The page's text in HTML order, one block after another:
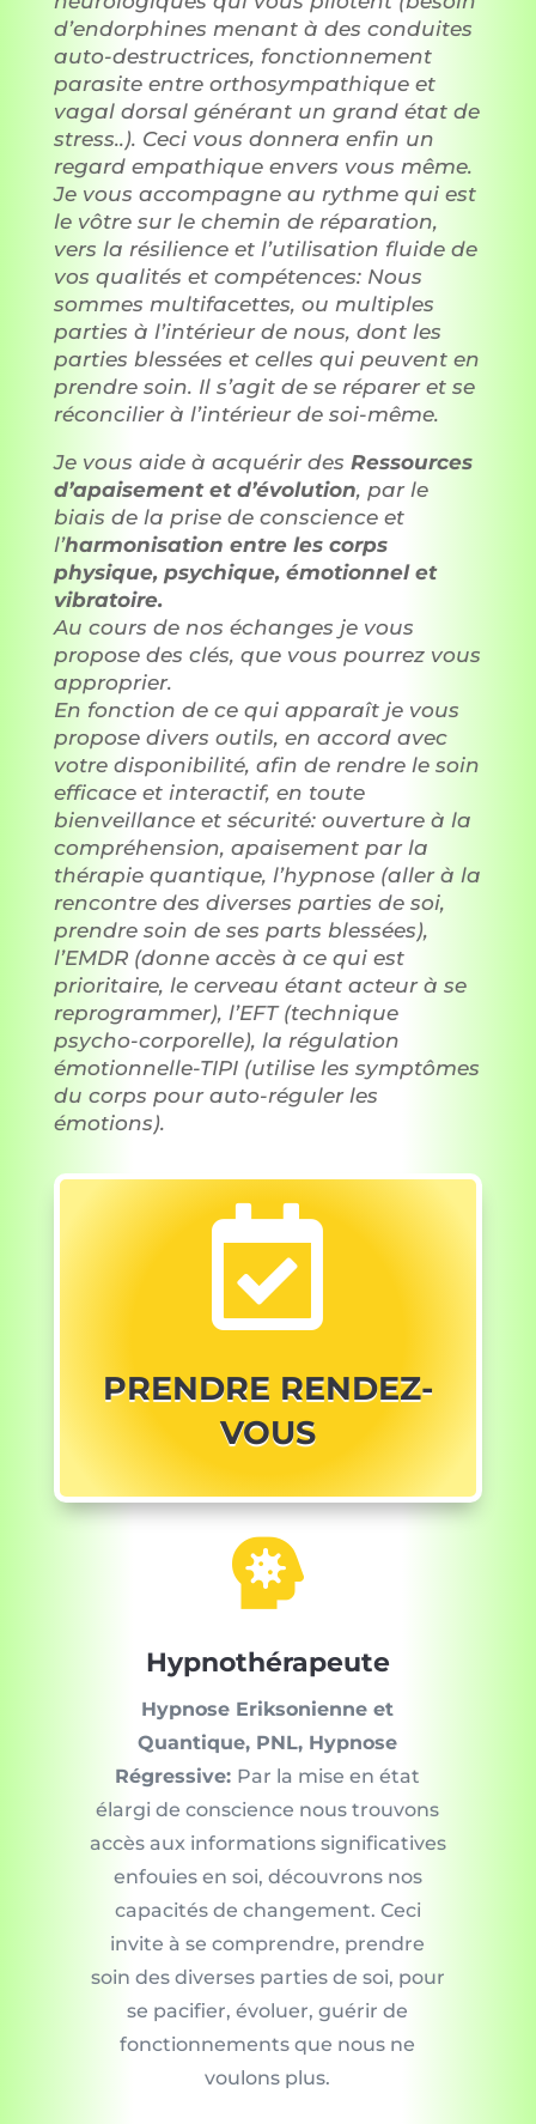
d’endorphines menant à des conduites
auto-destructrices, fonctionnement
parasite entre orthosympathique et
vagal dorsal générant un grand état de
stress..). Ceci vous donnera enfin un
regard empathique envers vous même.
Je vous accompagne au rythme qui est
le vôtre sur le chemin de réparation,
vers la résilience et l’utilisation fluide de
vos qualités et compétences: Nous
sommes multifacettes, ou multiples
parties à l’intérieur de nous, dont les
parties blessées et celles qui peuvent en
prendre soin. Il s’agit de se réparer et se
réconcilier à l’intérieur de soi-même.
Je vous aide à acquérir des Ressources
d’apaisement et d’évolution, par le
biais de la prise de conscience et
l’harmonisation entre les corps
physique, psychique, émotionnel et
vibratoire.
Au cours de nos échanges je vous
propose des clés, que vous pourrez vous
approprier.
En fonction de ce qui apparaît je vous
propose divers outils, en accord avec
votre disponibilité, afin de rendre le soin
efficace et interactif, en toute
bienveillance et sécurité: ouverture à la
compréhension, apaisement par la
thérapie quantique, l’hypnose (aller à la
rencontre des diverses parties de soi,
prendre soin de ses parts blessées),
l’EMDR (donne accès à ce qui est
prioritaire, le cerveau étant acteur à se
reprogrammer), l’EFT (technique
psycho-corporelle), la régulation
émotionnelle-TIPI (utilise les symptômes
du corps pour auto-réguler les
émotions).

PRENDRE RENDEZ-
VOUS

Hypnothérapeute
Hypnose Eriksonienne et
Quantique, PNL, Hypnose
Régressive: Par la mise en état
élargi de conscience nous trouvons
accès aux informations significatives
enfouies en soi, découvrons nos
capacités de changement. Ceci
invite à se comprendre, prendre
soin des diverses parties de soi, pour
se pacifier, évoluer, guérir de
fonctionnements que nous ne
voulons plus.